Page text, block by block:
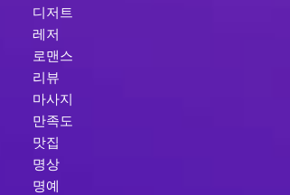
디저트
레저
로맨스
리뷰
마사지
만족도
맛집
명상
명예